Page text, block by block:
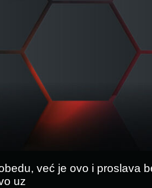
već je ovo i proslava
uz